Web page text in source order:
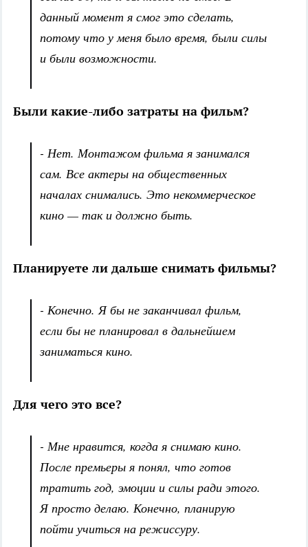
данный момент я смог это сделать,
потому что у меня было время, были силы
и были возможности.
Были какие-либо затраты на фильм?
- Нет. Монтажом фильма я занимался
сам. Все актеры на общественных
началах снимались. Это некоммерческое
кино — так и должно быть.
Планируете ли дальше снимать фильмы?
- Конечно. Я бы не заканчивал фильм,
если бы не планировал в дальнейшем
заниматься кино.
Для чего это все?
- Мне нравится, когда я снимаю кино.
После премьеры я понял, что готов
тратить год, эмоции и силы ради этого.
Я просто делаю. Конечно, планирую
пойти учиться на режиссуру.